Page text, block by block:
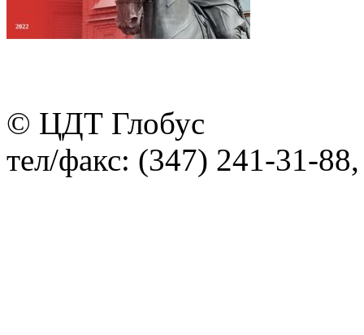
© ЦДТ Глобус
тел/факс: (347) 241-31-